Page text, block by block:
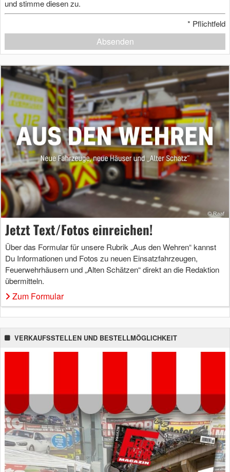
und stimme diesen zu.
* Pflichtfeld
Absenden
Jetzt Text/Fotos einreichen!
Über das Formular für unsere Rubrik „Aus den Wehren“ kannst
Du Informationen und Fotos zu neuen Einsatzfahrzeugen,
Feuerwehrhäusern und „Alten Schätzen“ direkt an die Redaktion
übermitteln.
Zum Formular
VERKAUFSSTELLEN UND BESTELLMÖGLICHKEIT